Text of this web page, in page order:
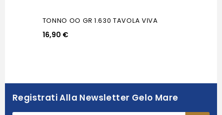
TONNO OO GR 1.630 TAVOLA VIVA
16,90 €
Registrati Alla Newsletter Gelo Mare